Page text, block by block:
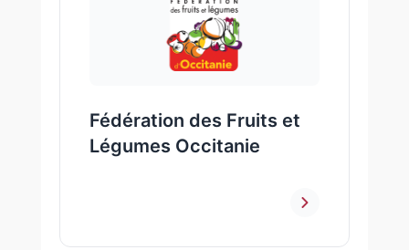
Fédération des Fruits et
Légumes Occitanie